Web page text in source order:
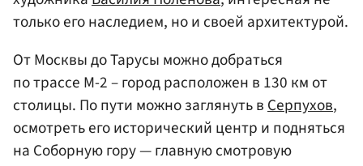
только его наследием, но и своей архитектурой.
От Москвы до Тарусы можно добраться
по трассе М-2 – город расположен в 130 км от
столицы. По пути можно заглянуть вСерпухов,
осмотреть его исторический центр и подняться
на Соборную гору — главную смотровую